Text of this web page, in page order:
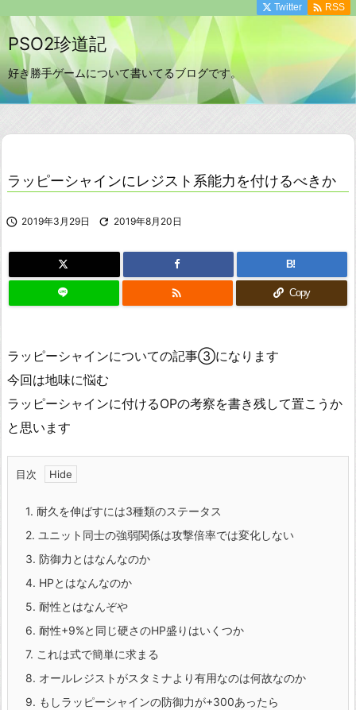
PSO2珍道記
好き勝手ゲームについて書いてるブログです。
Twitter  RSS
ラッピーシャインにレジスト系能力を付けるべきか
 2019年3月29日  2019年8月20日
B!
 Copy
ラッピーシャインについての記事③になります
今回は地味に悩む
ラッピーシャインに付けるOPの考察を書き残して置こうか
と思います
目次
1. 耐久を伸ばすには3種類のステータス
2. ユニット同士の強弱関係は攻撃倍率では変化しない
3. 防御力とはなんなのか
4. HPとはなんなのか
5. 耐性とはなんぞや
6. 耐性+9%と同じ硬さのHP盛りはいくつか
7. これは式で簡単に求まる
8. オールレジストがスタミナより有用なのは何故なのか
9. もしラッピーシャインの防御力が+300あったら